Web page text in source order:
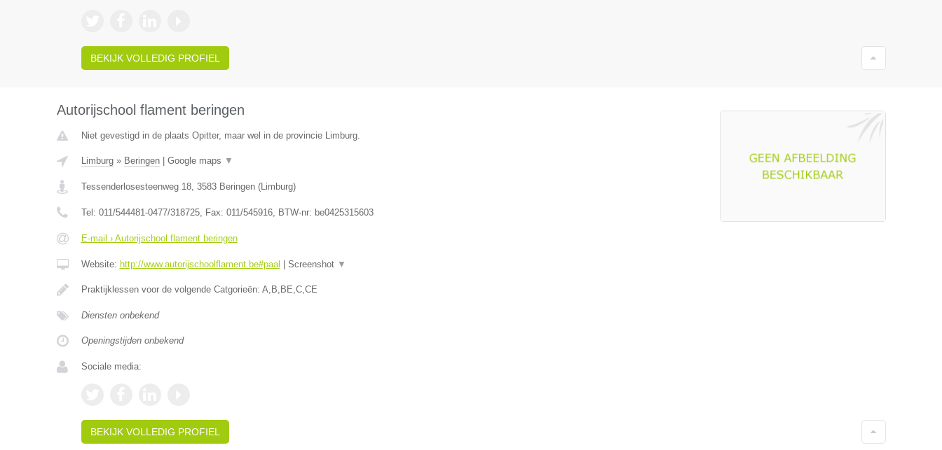
BEKIJK VOLLEDIG PROFIEL
Autorijschool flament beringen
Niet gevestigd in de plaats Opitter, maar wel in de provincie Limburg.
Limburg» Beringen| Google maps ▼
Tessenderlosesteenweg 18, 3583 Beringen(Limburg)
Tel: 011/544481-0477/318725, Fax: 011/545916, BTW-nr: be0425315603
E-mail › Autorijschool flament beringen
Website: http://www.autorijschoolflament.be#paal Screenshot ▼
Praktijklessen voor de volgende Catgorieën: A,B,BE,C,CE
Diensten onbekend
Openingstijden onbekend
Sociale media:
BEKIJK VOLLEDIG PROFIEL